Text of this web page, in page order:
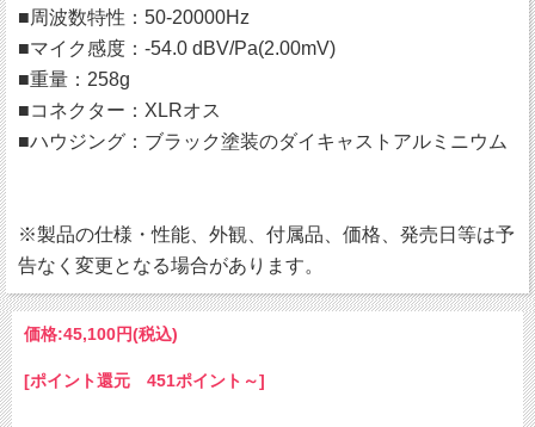
■周波数特性：50-20000Hz
■マイク感度：-54.0 dBV/Pa(2.00mV)
■重量：258g
■コネクター：XLRオス
■ハウジング：ブラック塗装のダイキャストアルミニウム
※製品の仕様・性能、外観、付属品、価格、発売日等は予
告なく変更となる場合があります。
価格:45,100円(税込)
[ポイント還元 451ポイント～]